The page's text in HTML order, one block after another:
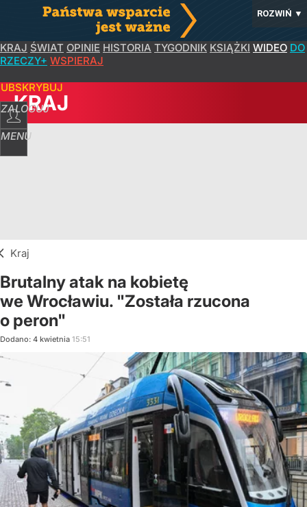
ROZWIŃ ▼
KRAJ ŚWIAT OPINIE HISTORIA TYGODNIK KSIĄŻKI WIDEO DO
RZECZY+ WSPIERAJ
ZALOGUJ
MENU
KRAJ
Kraj
Brutalny atak na kobietę
we Wrocławiu. "Została rzucona
o peron"
Dodano: 4 kwietnia 15:51